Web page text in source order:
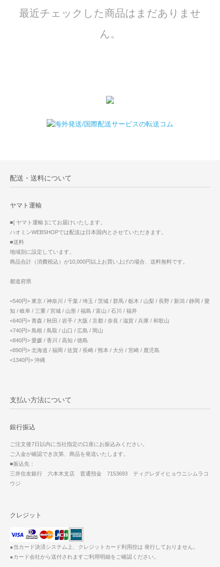
最近チェックした商品はまだありませ
ん。
配送・送料について
ヤマト運輸
■[ ヤマト運輸 ]にてお届けいたします。
ハオミンWEBSHOPでは配送は日本国内とさせていただきます。
■送料
地域別に設定しています。
商品合計（消費税込）が10,000円以上お買い上げの場合、送料無料です。
都道府県
<540円> 東京 / 神奈川 / 千葉 / 埼玉 / 茨城 / 群馬 / 栃木 / 山梨 / 長野 / 新潟 / 静岡 / 愛
知 / 岐阜 / 三重 / 宮城 / 山形 / 福島 / 富山 / 石川 / 福井
<640円> 青森 / 秋田 / 岩手 / 大阪 / 京都 / 奈良 / 滋賀 / 兵庫 / 和歌山
<740円> 島根 / 鳥取 / 山口 / 広島 / 岡山
<840円> 愛媛 / 香川 / 高知 / 徳島
<890円> 北海道 / 福岡 / 佐賀 / 長崎 / 熊本 / 大分 / 宮崎 / 鹿児島
<1340円> 沖縄
支払い方法について
銀行振込
ご注文後7日以内に当社指定の口座にお振込みください。
ご入金が確認でき次第、商品を発送いたします。
■振込先：
三井住友銀行 六本木支店 普通預金 7153693 ティグレダイヒョウニシムラコ
ウジ
クレジット
●当カード決済システム上、クレジットカード利用控は 発行しておりません。
●カード会社から送付されますご利用明細をご確認ください。